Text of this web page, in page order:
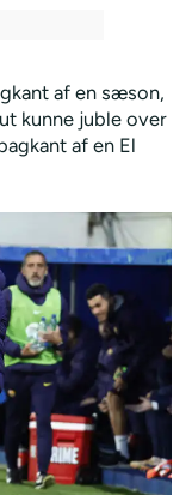
af en sæson,
kunne juble over
af en El